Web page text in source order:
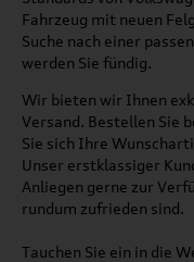
Fahrzeug mit neuen
Suche nach einer
werden Sie fündig.
Wir bieten wir Ihnen
Versand. Bestellen Sie
Sie sich Ihre
Unser erstklassiger
Anliegen gerne zur
rundum zufrieden sind.
Tauchen Sie ein in die